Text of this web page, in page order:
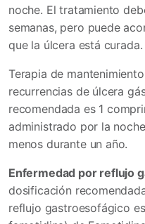
noche. El tratamiento
semanas, pero puede
que la úlcera está curada.
Terapia de
recurrencias de úlcera
recomendada es 1
administrado por la
menos durante un año.
Enfermedad por reflujo
dosificación
reflujo gastroesofágico